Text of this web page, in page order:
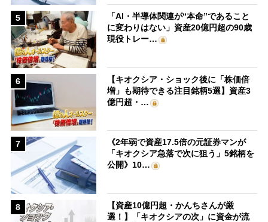
5
「AI・半導体関連が“本命”であること
に変わりはない」資産20億円超の90歳
現役トレー…
6
【キオクシア・ショック後に「株価倍
増」も期待できる注目銘柄5選】資産3
億円超・…
7
《2年弱で資産17.5倍の元証券マンが
「キオクシア急落で次に狙う」5銘柄を
公開》10…
8
【資産10億円超・かんちさんが厳
選！】「キオクシアの次」に資金が流